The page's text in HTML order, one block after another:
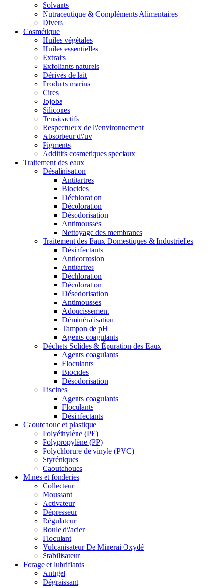
Solvants
Nutraceutique & Compléments Alimentaires
Divers
Cosmétique
Huiles végétales
Huiles essentielles
Extraits
Exfoliants naturels
Dérivés de lait
Produits marins
Cires
Jojoba
Silicones
Tensioactifs
Respectueux de l\'environnement
Absorbeur d\'uv
Pigments
Additifs cosmétiques spéciaux
Traitement des eaux
Désalinisation
Antitartres
Biocides
Déchloration
Décoloration
Désodorisation
Antimousses
Nettoyage des membranes
Traitement des Eaux Domestiques & Industrielles
Désinfectants
Anticorrosion
Antitartres
Déchloration
Décoloration
Désodorisation
Antimousses
Adoucissement
Déminéralisation
Tampon de pH
Agents coagulants
Déchets Solides & Épuration des Eaux
Agents coagulants
Floculants
Biocides
Désodorisation
Piscines
Agents coagulants
Floculants
Désinfectants
Caoutchouc et plastique
Polyéthylène (PE)
Polypropylène (PP)
Polychlorure de vinyle (PVC)
Styréniques
Caoutchoucs
Mines et fonderies
Collecteur
Moussant
Activateur
Dépresseur
Régulateur
Boule d\'acier
Floculant
Vulcanisateur De Minerai Oxydé
Stabilisateur
Forage et lubrifiants
Antigel
Dégraissant